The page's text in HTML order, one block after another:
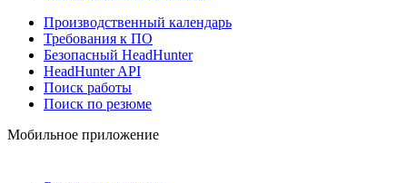
Производственный календарь
Требования к ПО
Безопасный HeadHunter
HeadHunter API
Поиск работы
Поиск по резюме
Мобильное приложение